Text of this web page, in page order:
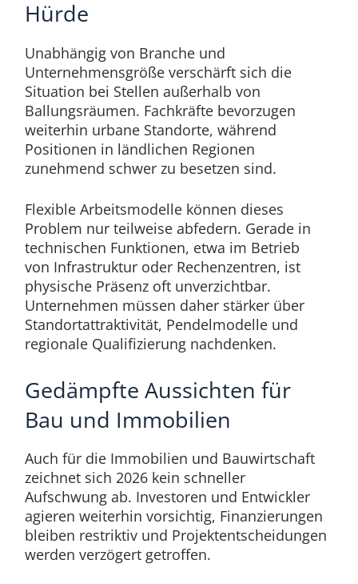
Hürde
Unabhängig von Branche und
Unternehmensgröße verschärft sich die
Situation bei Stellen außerhalb von
Ballungsräumen. Fachkräfte bevorzugen
weiterhin urbane Standorte, während
Positionen in ländlichen Regionen
zunehmend schwer zu besetzen sind.
Flexible Arbeitsmodelle können dieses
Problem nur teilweise abfedern. Gerade in
technischen Funktionen, etwa im Betrieb
von Infrastruktur oder Rechenzentren, ist
physische Präsenz oft unverzichtbar.
Unternehmen müssen daher stärker über
Standortattraktivität, Pendelmodelle und
regionale Qualifizierung nachdenken.
Gedämpfte Aussichten für
Bau und Immobilien
Auch für die Immobilien und Bauwirtschaft
zeichnet sich 2026 kein schneller
Aufschwung ab. Investoren und Entwickler
agieren weiterhin vorsichtig, Finanzierungen
bleiben restriktiv und Projektentscheidungen
werden verzögert getroffen.